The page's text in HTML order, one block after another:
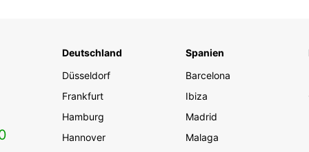
Deutschland
Düsseldorf
Frankfurt
Hamburg
Hannover
Spanien
Barcelona
Ibiza
Madrid
Malaga